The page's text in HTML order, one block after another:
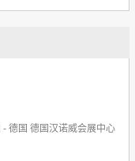
德国 德国汉诺威会展中心